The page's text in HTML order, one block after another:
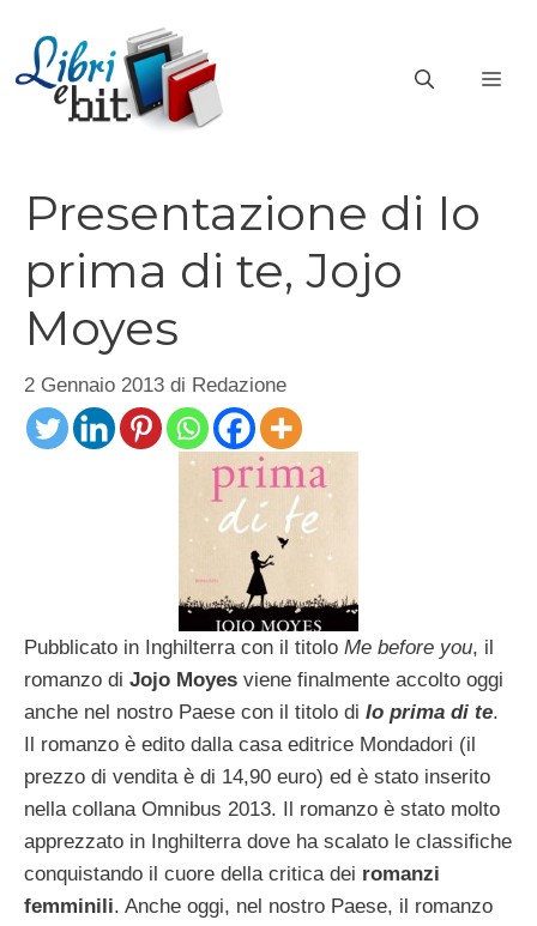
contenuto
Presentazione di Io
prima di te, Jojo
Moyes
2 Gennaio 2013 di Redazione
Pubblicato in Inghilterra con il titolo Me before you, il
romanzo di Jojo Moyes viene finalmente accolto oggi
anche nel nostro Paese con il titolo di Io prima di te.
Il romanzo è edito dalla casa editrice Mondadori (il
prezzo di vendita è di 14,90 euro) ed è stato inserito
nella collana Omnibus 2013. Il romanzo è stato molto
apprezzato in Inghilterra dove ha scalato le classifiche
conquistando il cuore della critica dei romanzi
femminili. Anche oggi, nel nostro Paese, il romanzo